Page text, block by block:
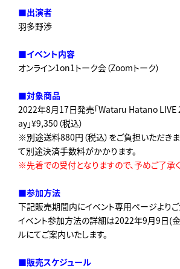
■出演者
羽多野渉
■イベント内容
オンライン1on1トーク会（Zoomトーク）
■対象商品
2022年8月17日発売「Wataru Hatano
ay」¥9,350（税込）
※別途送料880円（税込）をご負担いただきま
て別途決済手数料がかかります。
※先着での受付となりますので、予めご了承く
■参加方法
下記販売期間内にイベント専用ページよりご
イベント参加方法の詳細は2022年9月9日(
ルにてご案内いたします。
■販売スケジュール